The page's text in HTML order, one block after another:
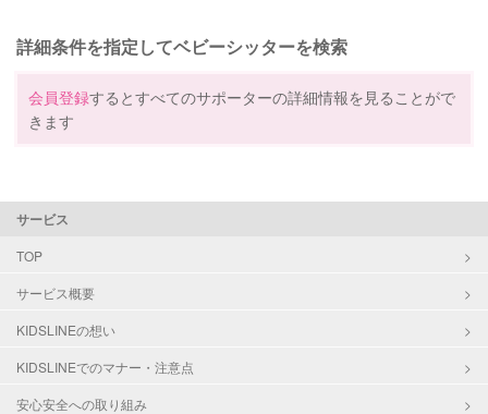
詳細条件を指定してベビーシッターを検索
会員登録するとすべてのサポーターの詳細情報を見ることがで
きます
サービス
TOP
サービス概要
KIDSLINEの想い
KIDSLINEでのマナー・注意点
安心安全への取り組み